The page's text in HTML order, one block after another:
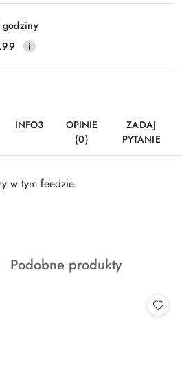
Wyślij
INFO3
OPINIE
(0)
ZADAJ
PYTANIE
w tym feedzie.
Produkty
Podobne produkty